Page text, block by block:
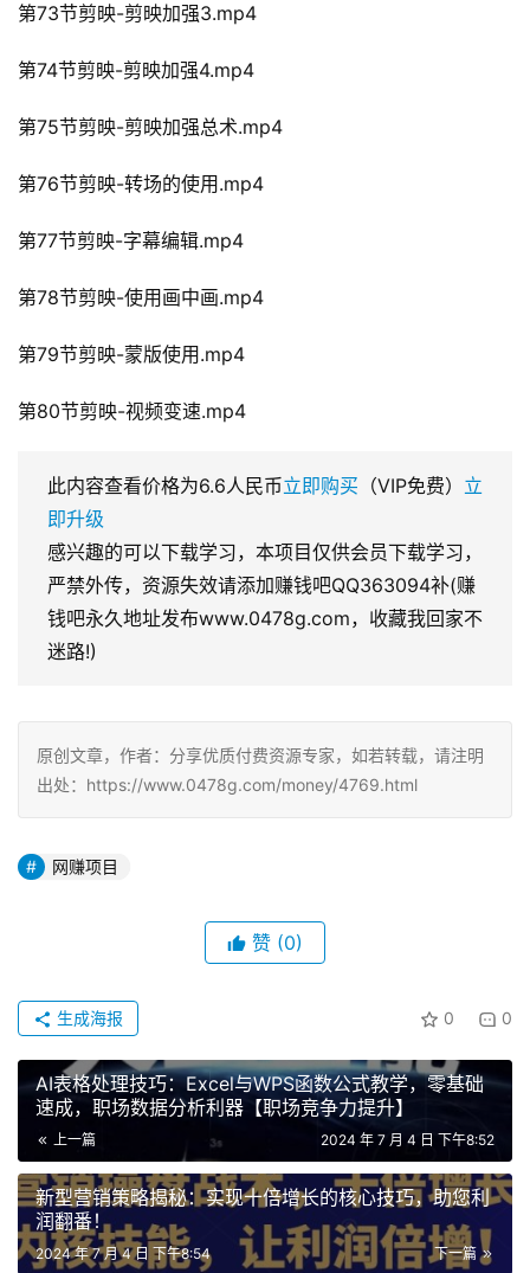
第73节剪映-剪映加强3.mp4
第74节剪映-剪映加强4.mp4
第75节剪映-剪映加强总术.mp4
第76节剪映-转场的使用.mp4
第77节剪映-字幕编辑.mp4
第78节剪映-使用画中画.mp4
第79节剪映-蒙版使用.mp4
第80节剪映-视频变速.mp4
此内容查看价格为6.6人民币立即购买 （VIP免费） 立
即升级
感兴趣的可以下载学习，本项目仅供会员下载学习，
严禁外传，资源失效请添加赚钱吧QQ363094补(赚
钱吧永久地址发布www.0478g.com，收藏我回家不
迷路!)
原创文章，作者：分享优质付费资源专家，如若转载，请注明
出处：https://www.0478g.com/money/4769.html
网赚项目
赞 (0)
0 0
生成海报
AI表格处理技巧：Excel与WPS函数公式教学，零基础
速成，职场数据分析利器【职场竞争力提升】
上一篇 2024 年 7 月 4 日 下午8:52
新型营销策略揭秘：实现十倍增长的核心技巧，助您利
润翻番！
下一篇
2024 年 7 月 4 日 下午8:54